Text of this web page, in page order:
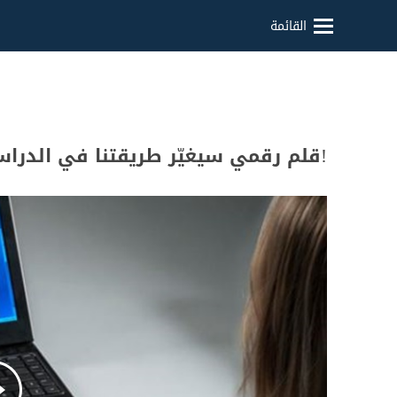
القائمة
!قلم رقمي سيغيّر طريقتنا في